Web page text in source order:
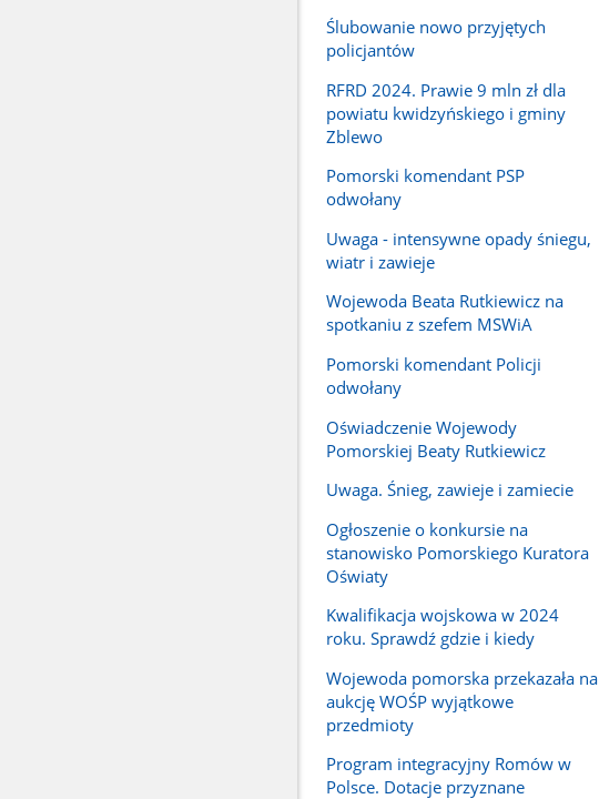
Ślubowanie nowo przyjętych
policjantów
RFRD 2024. Prawie 9 mln zł dla
powiatu kwidzyńskiego i gminy
Zblewo
Pomorski komendant PSP
odwołany
Uwaga - intensywne opady śniegu,
wiatr i zawieje
Wojewoda Beata Rutkiewicz na
spotkaniu z szefem MSWiA
Pomorski komendant Policji
odwołany
Oświadczenie Wojewody
Pomorskiej Beaty Rutkiewicz
Uwaga. Śnieg, zawieje i zamiecie
Ogłoszenie o konkursie na
stanowisko Pomorskiego Kuratora
Oświaty
Kwalifikacja wojskowa w 2024
roku. Sprawdź gdzie i kiedy
Wojewoda pomorska przekazała na
aukcję WOŚP wyjątkowe
przedmioty
Program integracyjny Romów w
Polsce. Dotacje przyznane